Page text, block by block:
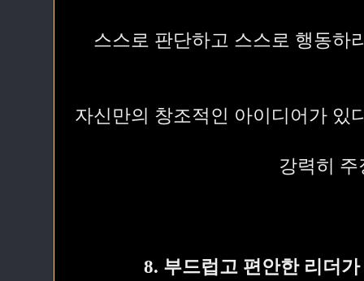
스스로 판단하고 스스로 행동하
자신만의 창조적인 아이디어가 있
강력히 주
8. 부드럽고 편안한 리더